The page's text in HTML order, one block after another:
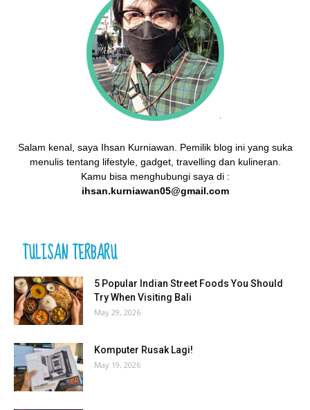
Salam kenal, saya Ihsan Kurniawan. Pemilik blog ini yang suka
menulis tentang lifestyle, gadget, travelling dan kulineran.
Kamu bisa menghubungi saya di :
ihsan.kurniawan05@gmail.com
TULISAN TERBARU
5 Popular Indian Street Foods You Should
Try When Visiting Bali
May 29, 2026
Komputer Rusak Lagi!
May 19, 2026